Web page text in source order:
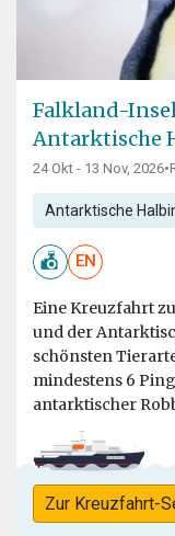
Falkland-
Antarktische
24 Okt - 13 Nov, 2026•
Antarktische
EN
Eine Kreuzfahrt
und der
schönsten
mindestens 6
antarktischer
Zur Kreuzfahrt-